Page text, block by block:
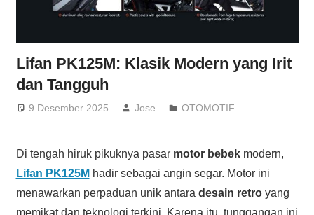
Lifan PK125M: Klasik Modern yang Irit
dan Tangguh
9 Desember 2025 Jose OTOMOTIF
Di tengah hiruk pikuknya pasar motor bebekmodern,
Lifan PK125M hadir sebagai angin segar. Motor ini
menawarkan perpaduan unik antara desain retroyang
memikat dan teknologi terkini. Karena itu, tunggangan ini